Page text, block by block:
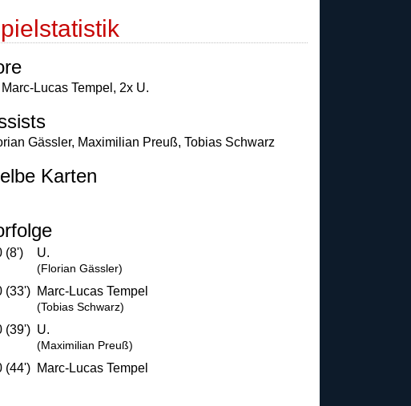
Lucas Tempel , 2x U.
Gässler, Maximilian Preuß, Tobias Schwarz
Karten
(8') U.
(Florian Gässler)
(33') Marc-Lucas Tempel
(Tobias Schwarz)
(39') U.
(Maximilian Preuß)
(44') Marc-Lucas Tempel